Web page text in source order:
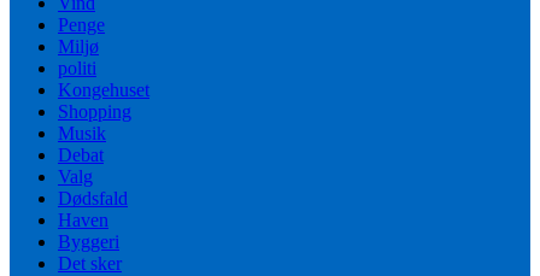
Penge
Miljø
politi
Kongehuset
Shopping
Musik
Debat
Valg
Dødsfald
Haven
Byggeri
Det sker